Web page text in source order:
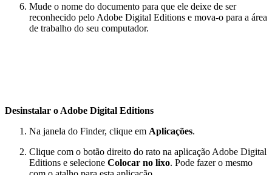
Mude o nome do documento para que ele deixe de ser
reconhecido pelo Adobe Digital Editions e mova-o para a área
de trabalho do seu computador.
Desinstalar o Adobe Digital Editions
Na janela do Finder, clique em Aplicações.
Clique com o botão direito do rato na aplicação Adobe Digital
Editions e selecione Colocar no lixo. Pode fazer o mesmo